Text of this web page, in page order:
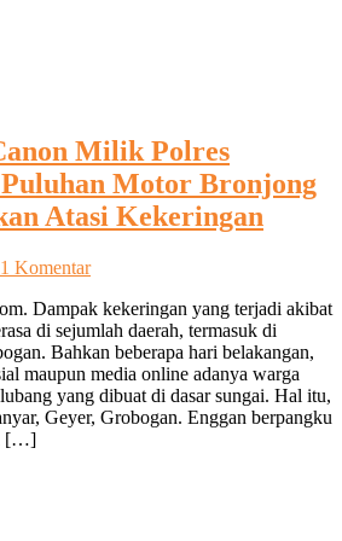
Milik Polres
Motor Bronjong
Atasi Kekeringan
1 Komentarpada
Water
Canon
Milik
Polres
Grobogan
Dan
Dampak kekeringan yang terjadi akibat
di sejumlah daerah, termasuk di
Bahkan beberapa hari belakangan,
maupun media online adanya warga
yang dibuat di dasar sungai. Hal itu,
Geyer, Grobogan. Enggan berpangku
[…]